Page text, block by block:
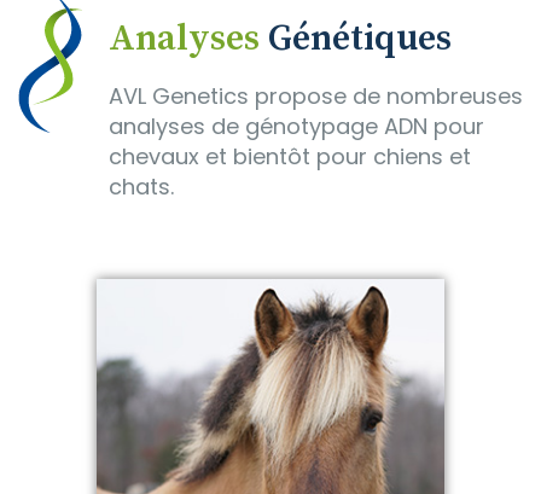
Analyses Génétiques
AVL Genetics propose de nombreuses
analyses de génotypage ADN pour
chevaux et bientôt pour chiens et
chats.